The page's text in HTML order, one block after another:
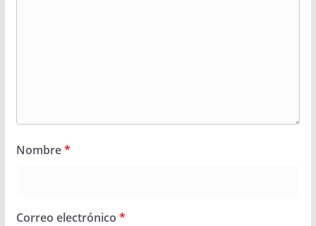
Nombre*
Correo electrónico *